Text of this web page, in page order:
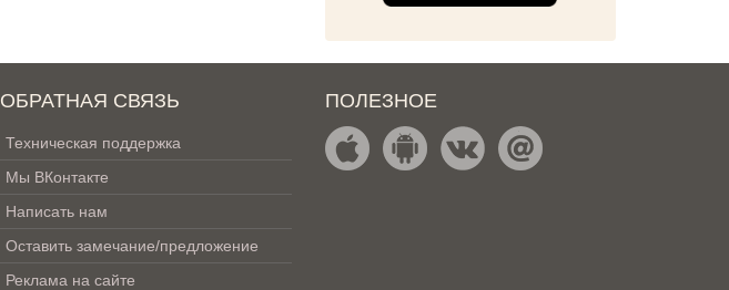
ОБРАТНАЯ СВЯЗЬ
Техническая поддержка
Мы ВКонтакте
Написать нам
Оставить замечание/предложение
Реклама на сайте
ПОЛЕЗНОЕ